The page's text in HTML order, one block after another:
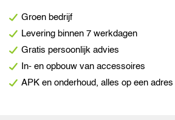
Groen bedrijf
Levering binnen 7 werkdagen
Gratis persoonlijk advies
In- en opbouw van accessoires
APK en onderhoud, alles op een adres